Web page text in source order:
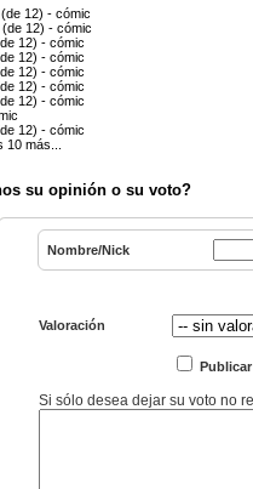
12) - cómic
12) - cómic
12) - cómic
12) - cómic
12) - cómic
12) - cómic
12) - cómic
12) - cómic
10 más...
su opinión o su voto?
Nombre/Nick
Valoración
Si sólo desea dejar su voto no